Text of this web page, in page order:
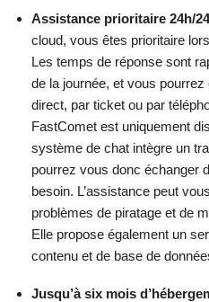
Assistance prioritaire 24h/
cloud, vous êtes prioritaire
Les temps de réponse sont
de la journée, et vous pourrez
direct, par ticket ou par
FastComet est uniquement
système de chat intègre un
pourrez vous donc échanger
besoin. L’assistance peut
problèmes de piratage et de
Elle propose également un
contenu et de base de
Jusqu’à six mois